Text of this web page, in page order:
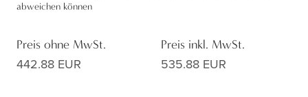
abweichen können
Preis ohne MwSt.
442.88 EUR
Preis inkl. MwSt.
535.88 EUR